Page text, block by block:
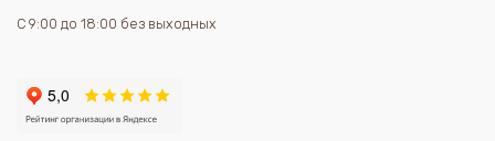
С 9:00 до 18:00 без выходных